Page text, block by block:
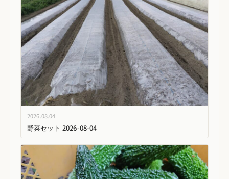
2026.08.04
野菜セット 2026-08-04